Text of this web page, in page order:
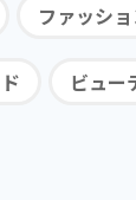
ファッシ
ビュー